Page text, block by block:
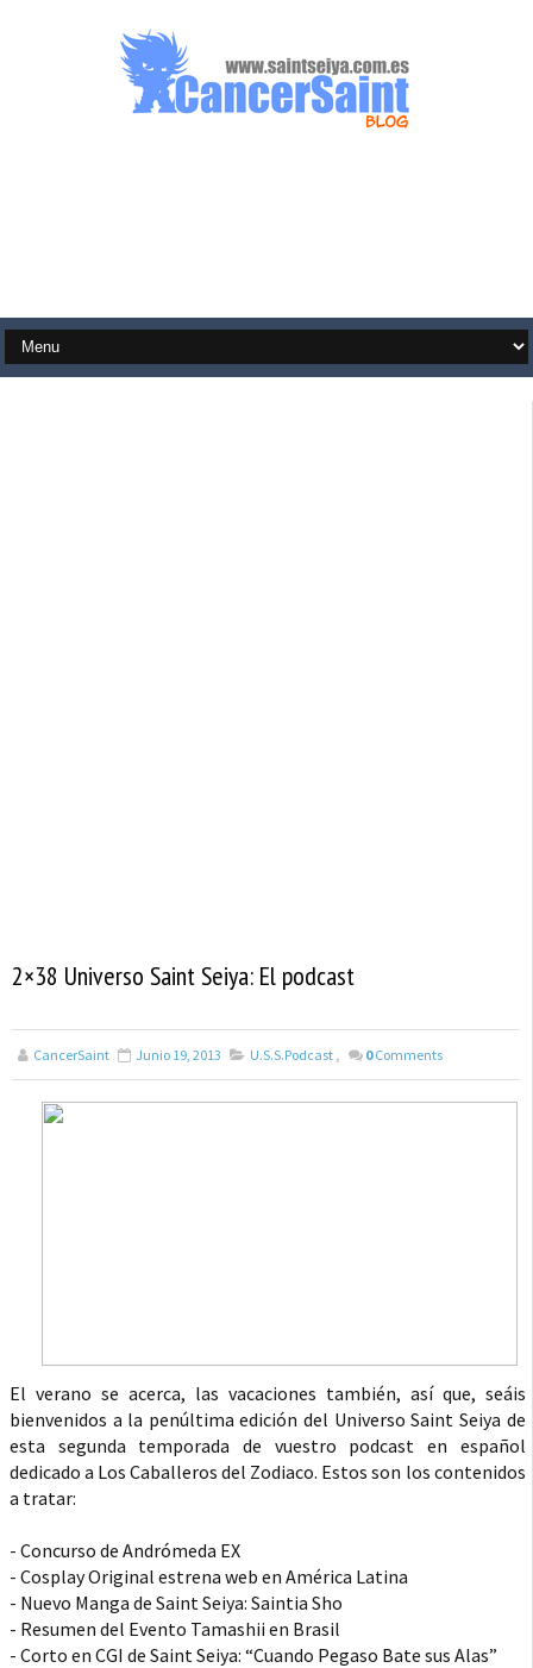
2×38 Universo Saint Seiya: El podcast
CancerSaint Junio 19, 2013 U.S.S.Podcast , 0 Comments
El verano se acerca, las vacaciones también, así que, seáis
bienvenidos a la penúltima edición del Universo Saint Seiya de
esta segunda temporada de vuestro podcast en español
dedicado a Los Caballeros del Zodiaco. Estos son los contenidos
a tratar:
- Concurso de Andrómeda EX
- Cosplay Original estrena web en América Latina
- Nuevo Manga de Saint Seiya: Saintia Sho
- Resumen del Evento Tamashii en Brasil
- Corto en CGI de Saint Seiya: “Cuando Pegaso Bate sus Alas”